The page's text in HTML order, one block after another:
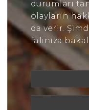
durumları
olayların
da verir.
falınıza